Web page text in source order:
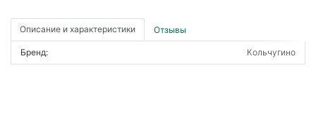
Описание и характеристики Отзывы
Бренд: Кольчугино